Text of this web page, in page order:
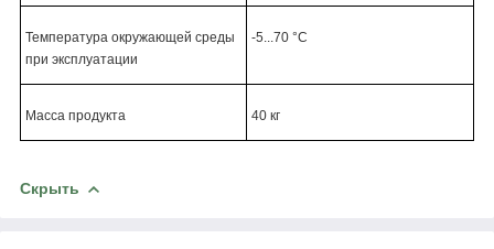
Температура окружающей среды
при эксплуатации
-5...70 °C
Масса продукта 40 кг
Скрыть